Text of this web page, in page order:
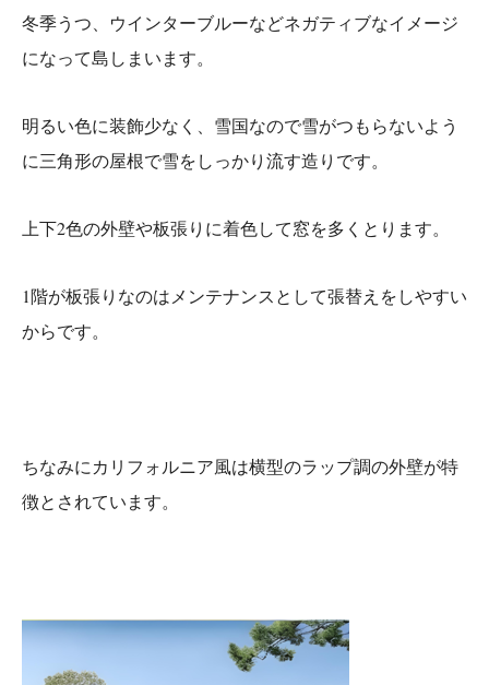
冬季うつ、ウインターブルーなどネガティブなイメージ
になって島しまいます。
明るい色に装飾少なく、雪国なので雪がつもらないよう
に三角形の屋根で雪をしっかり流す造りです。
上下2色の外壁や板張りに着色して窓を多くとります。
1階が板張りなのはメンテナンスとして張替えをしやすい
からです。
ちなみにカリフォルニア風は横型のラップ調の外壁が特
徴とされています。